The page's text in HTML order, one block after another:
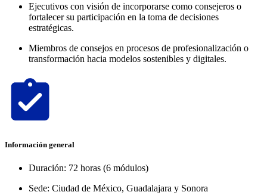
Ejecutivos con visión de incorporarse como consejeros o
fortalecer su participación en la toma de decisiones
estratégicas.
Miembros de consejos en procesos de profesionalización o
transformación hacia modelos sostenibles y digitales.
Información general
Duración: 72 horas (6 módulos)
Sede: Ciudad de México, Guadalajara y Sonora